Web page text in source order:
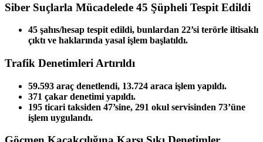
Siber Suçlarla Mücadelede 45 Şüpheli Tespit Edildi
45 şahıs/hesap tespit edildi, bunlardan 22’si terörle iltisaklı
çıktı ve haklarında yasal işlem başlatıldı.
Trafik Denetimleri Artırıldı
59.593 araç denetlendi, 13.724 araca işlem yapıldı.
371 çakar denetimi yapıldı.
195 ticari taksiden 47’sine, 291 okul servisinden 73’üne
işlem uygulandı.